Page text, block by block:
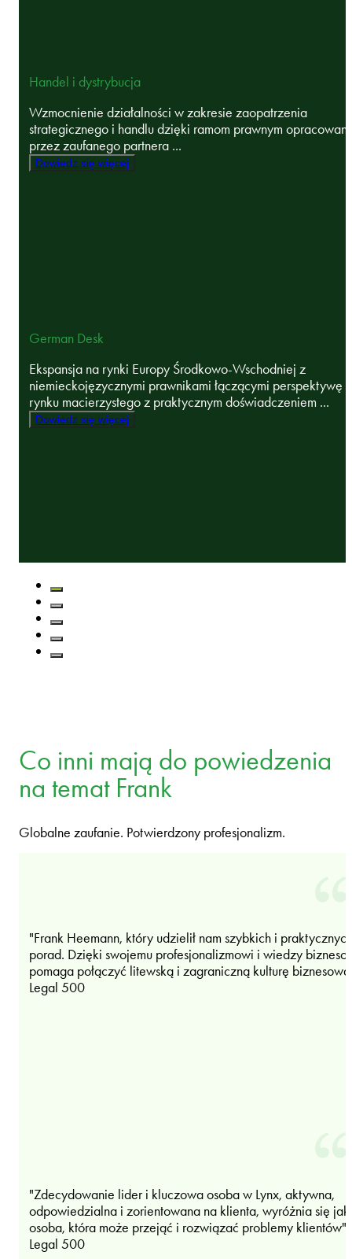
Handel i dystrybucja
Wzmocnienie działalności w zakresie zaopatrzenia
strategicznego i handlu dzięki ramom prawnym
przez zaufanego partnera ...
Dowiedz się więcej
German Desk
Ekspansja na rynki Europy Środkowo-Wschodniej z
niemieckojęzycznymi prawnikami łączącymi perspektywę
rynku macierzystego z praktycznym doświadczeniem ...
Dowiedz się więcej
Co inni mają do powiedzenia
na temat Frank
Globalne zaufanie. Potwierdzony profesjonalizm.
"Frank Heemann, który udzielił nam szybkich i praktycznych
porad. Dzięki swojemu profesjonalizmowi i wiedzy
pomaga połączyć litewską i zagraniczną kulturę
Legal 500
"Zdecydowanie lider i kluczowa osoba w Lynx, aktywna,
odpowiedzialna i zorientowana na klienta, wyróżnia się
osoba, która może przejąć i rozwiązać problemy klientów".
Legal 500